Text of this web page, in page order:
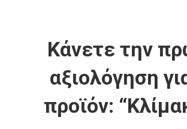
Κάνετε την
αξιολόγηση
προϊόν: